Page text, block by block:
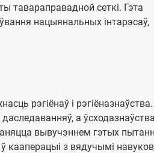
тавараправадной сеткі. Гэта
нацыянальных інтарэсаў,
рэгіёнаў і рэгіёназнаўства.
а ўсходазнаўства
вывучэннем гэтых
кааперацыі з вядучымі